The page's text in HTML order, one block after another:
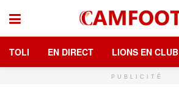
TOLI EN DIRECT LIONS EN CLUB
PUBLICITÉ